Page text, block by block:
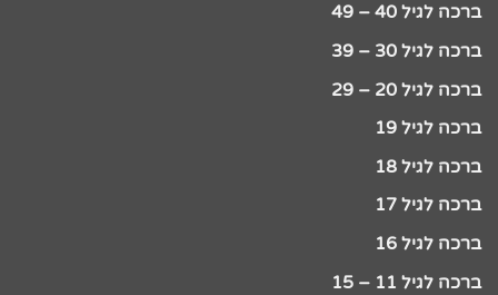
ברכה לגיל 40 – 49
ברכה לגיל 30 – 39
ברכה לגיל 20 – 29
ברכה לגיל 19
ברכה לגיל 18
ברכה לגיל 17
ברכה לגיל 16
ברכה לגיל 11 – 15